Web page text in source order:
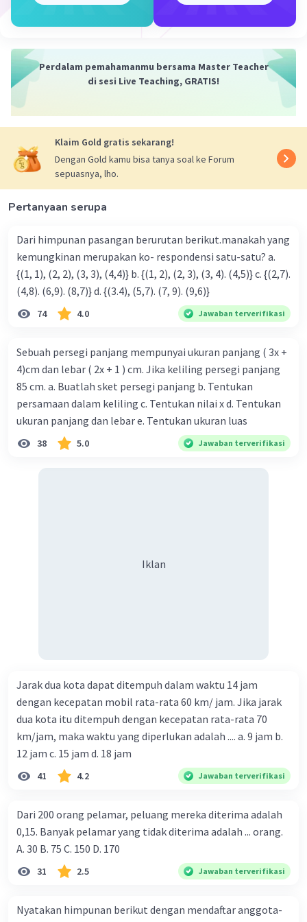
= 4n – 1
U5 = 4·5 – 1
U6 = 4·6 – 1
= 24 – 1
= 23
U7 = 4·7 – 1
= 28 – 1
Jadi diperoleh aturan pembentukan suku Un = 4n – 1 dan
suku-suku selanjutnya yaitu 19, 23, 27
Beri Rating·0.0( 0) Balas
Iklan
Perdalam pemahamanmu bersama Master Teacher
di sesi Live Teaching, GRATIS!
Klaim Gold gratis sekarang!
Dengan Gold kamu bisa tanya soal ke Forum
sepuasnya, lho.
Pertanyaan serupa
Dari himpunan pasangan berurutan berikut.manakah yang
kemungkinan merupakan ko- respondensi satu-satu? a.
{(1, 1), (2, 2), (3, 3), (4,4)} b. {(1, 2), (2, 3), (3, 4). (4,5)} c. {(2,7).
(4,8). (6,9). (8,7)} d. {(3.4), (5,7). (7, 9). (9,6)}
74 4.0 Jawaban terverifikasi
Sebuah persegi panjang mempunyai ukuran panjang ( 3x +
4)cm dan lebar ( 2x + 1 ) cm. Jika keliling persegi panjang
85 cm. a. Buatlah sket persegi panjang b. Tentukan
persamaan dalam keliling c. Tentukan nilai x d. Tentukan
ukuran panjang dan lebar e. Tentukan ukuran luas
38 5.0 Jawaban terverifikasi
Iklan
Jarak dua kota dapat ditempuh dalam waktu 14 jam
dengan kecepatan mobil rata-rata 60 km/ jam. Jika jarak
dua kota itu ditempuh dengan kecepatan rata-rata 70
km/jam, maka waktu yang diperlukan adalah .... a. 9 jam b.
12 jam c. 15 jam d. 18 jam
41 4.2 Jawaban terverifikasi
Dari 200 orang pelamar, peluang mereka diterima adalah
0,15. Banyak pelamar yang tidak diterima adalah ... orang.
A. 30 B. 75 C. 150 D. 170
31 2.5 Jawaban terverifikasi
Nyatakan himpunan berikut dengan mendaftar anggota-